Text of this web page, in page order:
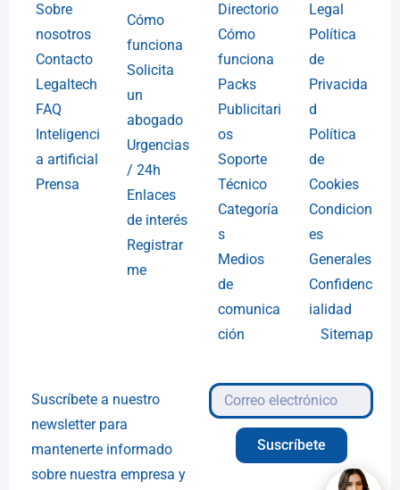
Sobre
nosotros
Contacto
Legaltech
FAQ
Inteligenci
a artificial
Prensa
Cómo
funciona
Solicita
un
abogado
Urgencias
/ 24h
Enlaces
de interés
Registrar
me
Directorio
Cómo
funciona
Packs
Publicitari
os
Soporte
Técnico
Categoría
s
Medios
de
comunica
ción
Legal
Política
de
Privacida
d
Política
de
Cookies
Condicion
es
Generales
Confidenc
ialidad
Sitemap
Suscríbete a nuestro
newsletter para
mantenerte informado
sobre nuestra empresa y
Suscríbete